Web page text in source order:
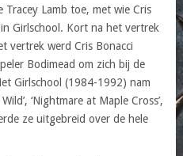
Tracey Lamb toe, met wie Cris
Girlschool. Kort na het vertrek
vertrek werd Cris Bonacci
Bodimead om zich bij de
Girlschool (1984-1992) nam
‘Nightmare at Maple Cross’,
ze uitgebreid over de hele